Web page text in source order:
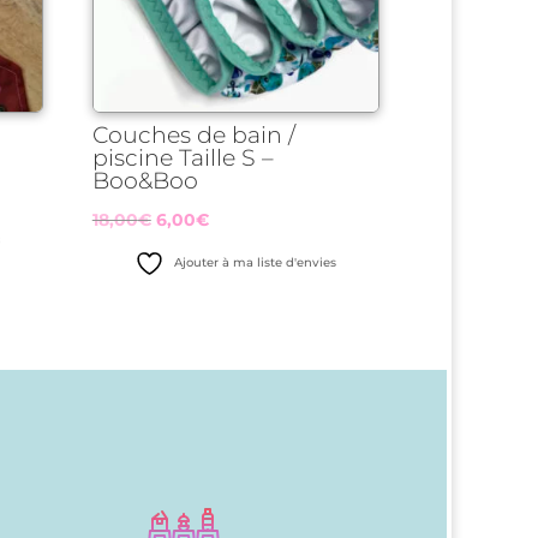
Couches de bain /
piscine Taille S –
Boo&Boo
18,00€ Le
prix
6,00€Le
Ajouter à ma liste d'envies